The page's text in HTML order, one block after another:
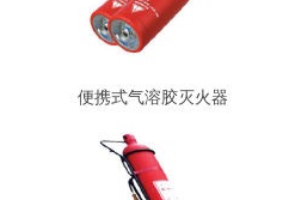
便携式气溶胶灭火器